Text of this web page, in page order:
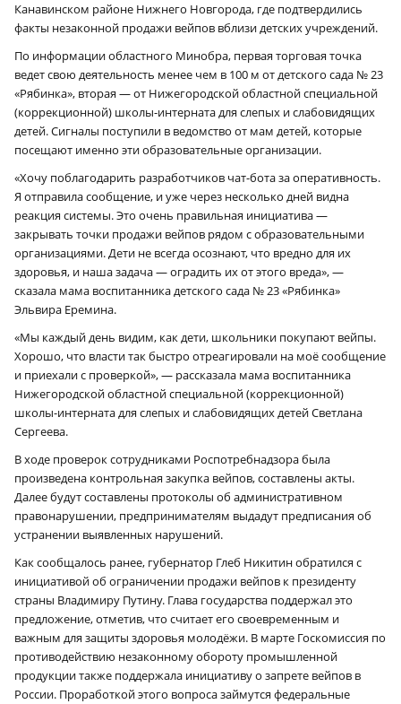
Канавинском районе Нижнего Новгорода, где подтвердились
факты незаконной продажи вейпов вблизи детских учреждений.
По информации областного Минобра, первая торговая точка
ведет свою деятельность менее чем в 100 м от детского сада № 23
«Рябинка», вторая — от Нижегородской областной специальной
(коррекционной) школы-интерната для слепых и слабовидящих
детей. Сигналы поступили в ведомство от мам детей, которые
посещают именно эти образовательные организации.
«Хочу поблагодарить разработчиков чат-бота за оперативность.
Я отправила сообщение, и уже через несколько дней видна
реакция системы. Это очень правильная инициатива —
закрывать точки продажи вейпов рядом с образовательными
организациями. Дети не всегда осознают, что вредно для их
здоровья, и наша задача — оградить их от этого вреда», —
сказала мама воспитанника детского сада № 23 «Рябинка»
Эльвира Еремина.
«Мы каждый день видим, как дети, школьники покупают вейпы.
Хорошо, что власти так быстро отреагировали на моё сообщение
и приехали с проверкой», — рассказала мама воспитанника
Нижегородской областной специальной (коррекционной)
школы-интерната для слепых и слабовидящих детей Светлана
Сергеева.
В ходе проверок сотрудниками Роспотребнадзора была
произведена контрольная закупка вейпов, составлены акты.
Далее будут составлены протоколы об административном
правонарушении, предпринимателям выдадут предписания об
устранении выявленных нарушений.
Как сообщалось ранее, губернатор Глеб Никитин обратился с
инициативой об ограничении продажи вейпов к президенту
страны Владимиру Путину. Глава государства поддержал это
предложение, отметив, что считает его своевременным и
важным для защиты здоровья молодёжи. В марте Госкомиссия по
противодействию незаконному обороту промышленной
продукции также поддержала инициативу о запрете вейпов в
России. Проработкой этого вопроса займутся федеральные